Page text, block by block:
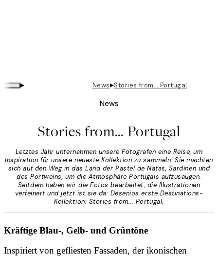
▸ News▸Stories from… Portugal
News
Stories from… Portugal
Letztes Jahr unternahmen unsere Fotografen eine Reise, um
Inspiration für unsere neueste Kollektion zu sammeln. Sie machten
sich auf den Weg in das Land der Pastel de Natas, Sardinen und
des Portweins, um die Atmosphäre Portugals aufzusaugen.
Seitdem haben wir die Fotos bearbeitet, die Illustrationen
verfeinert und jetzt ist sie da: Desenios erste Destinations-
Kollektion: Stories from... Portugal.
Kräftige Blau-, Gelb- und Grüntöne
Inspiriert von gefliesten Fassaden, der ikonischen